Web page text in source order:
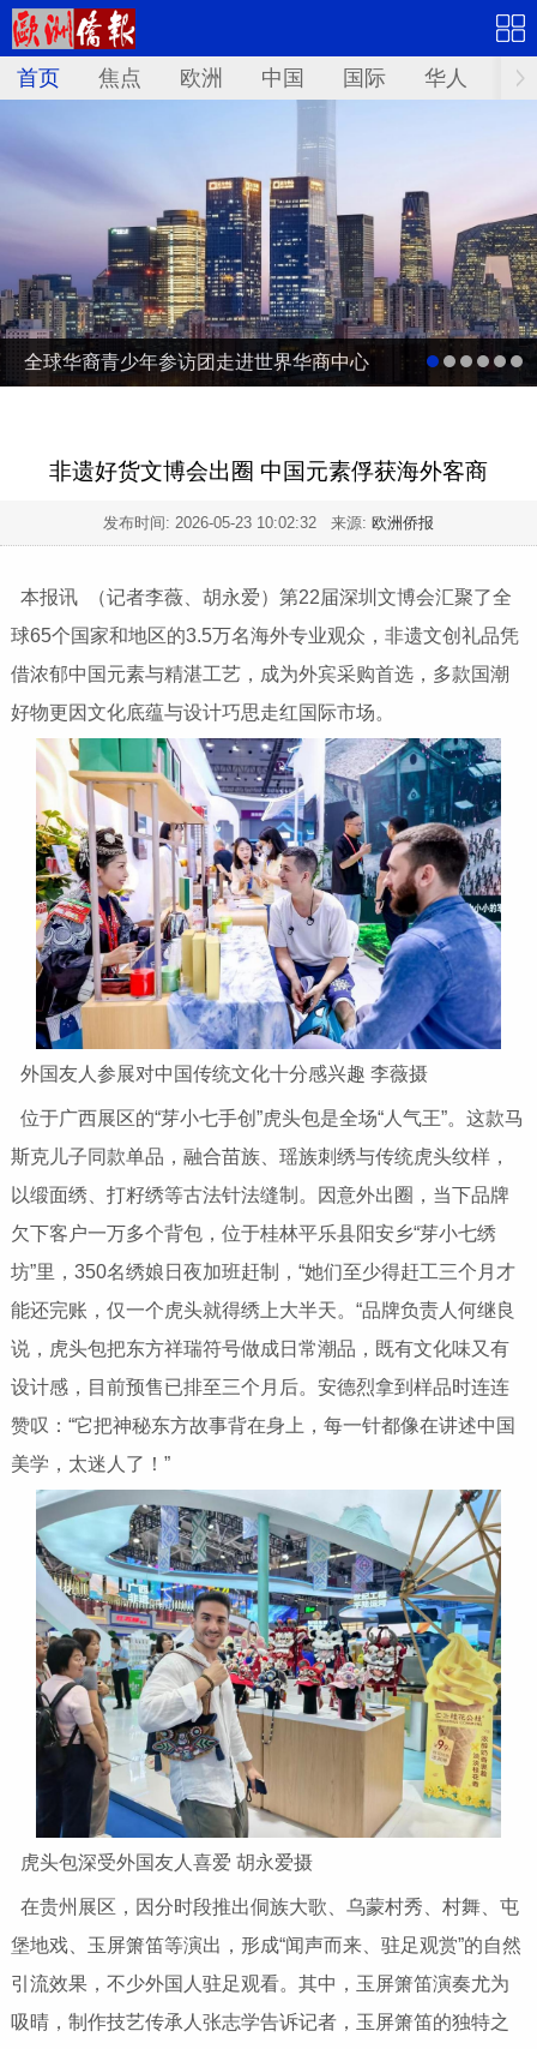
首页 焦点 欧洲 中国 国际 华人 文
全球华裔青少年参访团走进世界华商中心
非遗好货文博会出圈 中国元素俘获海外客商
发布时间: 2026-05-23 10:02:32 来源: 欧洲侨报
本报讯 （记者李薇、胡永爱）第22届深圳文博会汇聚了全
球65个国家和地区的3.5万名海外专业观众，非遗文创礼品凭
借浓郁中国元素与精湛工艺，成为外宾采购首选，多款国潮
好物更因文化底蕴与设计巧思走红国际市场。
外国友人参展对中国传统文化十分感兴趣 李薇摄
位于广西展区的“芽小七手创”虎头包是全场“人气王”。这款马
斯克儿子同款单品，融合苗族、瑶族刺绣与传统虎头纹样，
以缎面绣、打籽绣等古法针法缝制。因意外出圈，当下品牌
欠下客户一万多个背包，位于桂林平乐县阳安乡“芽小七绣
坊”里，350名绣娘日夜加班赶制，“她们至少得赶工三个月才
能还完账，仅一个虎头就得绣上大半天。“品牌负责人何继良
说，虎头包把东方祥瑞符号做成日常潮品，既有文化味又有
设计感，目前预售已排至三个月后。安德烈拿到样品时连连
赞叹：“它把神秘东方故事背在身上，每一针都像在讲述中国
美学，太迷人了！”
虎头包深受外国友人喜爱 胡永爱摄
在贵州展区，因分时段推出侗族大歌、乌蒙村秀、村舞、屯
堡地戏、玉屏箫笛等演出，形成“闻声而来、驻足观赏”的自然
引流效果，不少外国人驻足观看。其中，玉屏箫笛演奏尤为
吸晴，制作技艺传承人张志学告诉记者，玉屏箫笛的独特之